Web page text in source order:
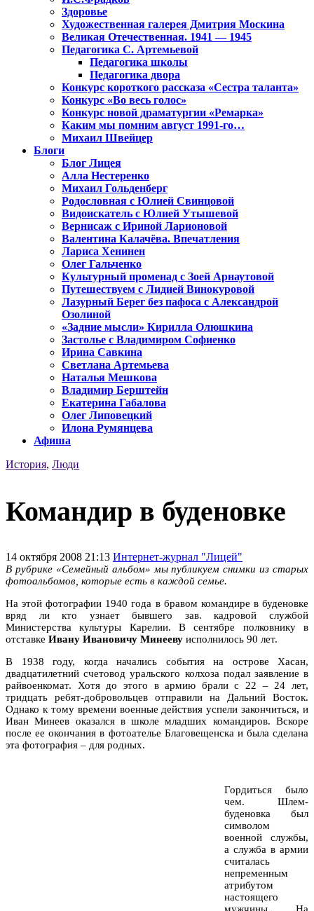
Здоровье
Художественная галерея Дмитрия Москина
Великая Отечественная. 1941 — 1945
Педагогика С. Артемьевой
Педагогика школы
Педагогика двора
Конкурс короткого рассказа «Сестра таланта»
Конкурс «Во весь голос»
Конкурс новой драматургии «Ремарка»
Каким мы помним август 1991-го…
Михаил Швейцер
Блоги
Блог Лицея
Алла Нестеренко
Михаил Гольденберг
Родословная с Юлией Свинцовой
Видоискатель с Юлией Утышевой
Вернисаж с Ириной Ларионовой
Валентина Калачёва. Впечатления
Лариса Хенинен
Олег Гальченко
Культурный променад с Зоей Арнаутовой
Путешествуем с Лидией Винокуровой
Лазурный Берег без пафоса с Александрой
Озолиной
«Задние мысли» Кирилла Олюшкина
Застолье с Владимиром Софиенко
Ирина Савкина
Светлана Артемьева
Наталья Мешкова
Владимир Берштейн
Екатерина Габалова
Олег Липовецкий
Илона Румянцева
Афиша
История, Люди
Командир в буденовке
14 октября 2008 21:13 Интернет-журнал "Лицей"
В рубрике «Семейный альбом» мы публикуем снимки из старых
фотоальбомов, которые есть в каждой семье.
На этой фотографии 1940 года в бравом командире в буденовке
вряд ли кто узнает бывшего зав. кадровой службой
Министерства культуры Карелии. В сентябре полковнику в
отставке Ивану Ивановичу Минееву исполнилось 90 лет.
В 1938 году, когда начались события на острове Хасан,
двадцатилетний счетовод уральского колхоза подал заявление в
райвоенкомат. Хотя до этого в армию брали с 22 – 24 лет,
тридцать ребят-добровольцев отправили на Дальний Восток.
Однако к тому времени военные действия успели закончиться, и
Иван Минеев оказался в школе младших командиров. Вскоре
после ее окончания в фотоателье Благовещенска и была сделана
эта фотография – для родных.
Гордиться было
чем. Шлем-
буденовка был
символом
военной службы,
а служба в армии
считалась
непременным
атрибутом
настоящего